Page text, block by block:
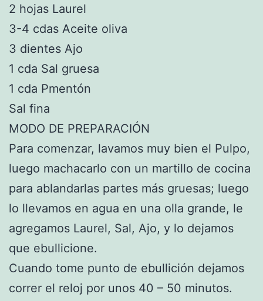
2 hojas Laurel
3-4 cdas Aceite oliva
3 dientes Ajo
1 cda Sal gruesa
1 cda Pmentón
Sal fina
MODO DE PREPARACIÓN
Para comenzar, lavamos muy bien el Pulpo,
luego machacarlo con un martillo de cocina
para ablandarlas partes más gruesas; luego
lo llevamos en agua en una olla grande, le
agregamos Laurel, Sal, Ajo, y lo dejamos
que ebullicione.
Cuando tome punto de ebullición dejamos
correr el reloj por unos 40 – 50 minutos.